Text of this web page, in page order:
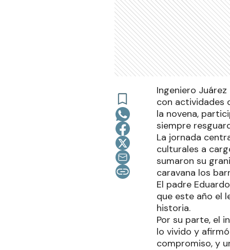
Ingeniero
con actividades
la novena,
siempre
La jornada
culturales a
sumaron su
caravana los
El padre
que este año el
historia.
Por su parte, el
lo vivido y
compromiso, y